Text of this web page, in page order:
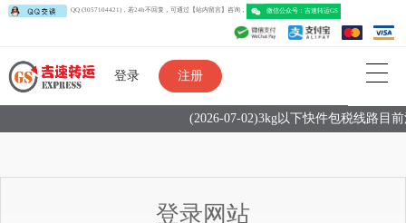
QQ (3057104421)，若24h不回复，可通过【站内留言】咨询， 微信公众号：吉速转运
登录 注册
(2026-07-02)3kg以下快件包税线路目
登录网站